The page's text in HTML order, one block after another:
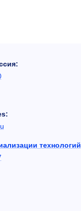
технологий